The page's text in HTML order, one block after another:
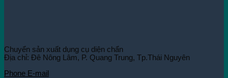
Chuyển sản xuất dụng cụ diện chẩn
Địa chỉ: Đê Nông Lâm, P. Quang Trung, Tp.Thái Nguyên
Phone E-mail